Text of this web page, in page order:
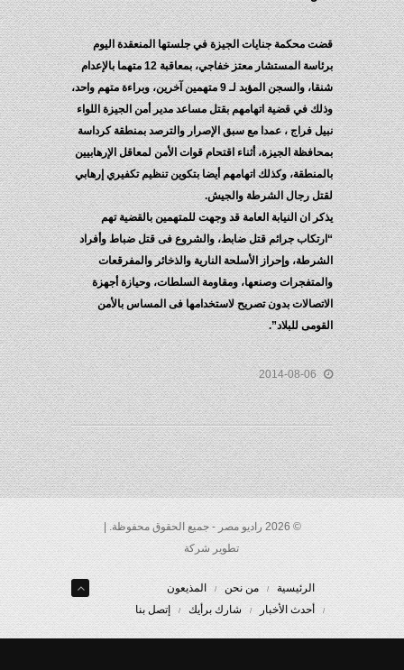
قضت محكمة جنايات الجيزة في جلستها المنعقدة اليوم
برئاسة المستشار معتز خفاجي، بمعاقبة 12 متهما بالإعدام
شنقا، والسجن المؤبد لـ 9 متهمين آخرين، وبراءة متهم واحد،
وذلك في قضية اتهامهم بقتل مساعد مدير أمن الجيزة اللواء
نبيل فراج ، عمدا مع سبق الإصرار والترصد بمنطقة كرداسة
بمحافظة الجيزة، أثناء اقتحام قوات الأمن لمعاقل الإرهابيين
بالمنطقة، وكذلك اتهامهم أيضا بتكوين تنظيم تكفيري إرهابي
لقتل رجال الشرطة والجيش.
يذكر ان النيابة العامة قد وجهت للمتهمين بالقضية تهم
“ارتكاب جرائم قتل ضابط، والشروع فى قتل ضباط وأفراد
الشرطة، وإحراز الأسلحة النارية والذخائر والمفرقعات
والمتفجرات وصنعها، ومقاومة السلطات، وحيازة أجهزة
الاتصالات بدون تصريح لاستخدامها فى المساس بالأمن
القومى للبلاد”.
2014-08-06
© 2026 راديو مصر - جميع الحقوق محفوظة. |
تطوير شركة
الرئيسية من نحن
المذيعون
أحدث الأخبار
شارك برأيك إتصل بنا